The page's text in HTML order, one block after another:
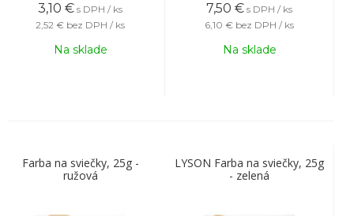
3,10 € s DPH / ks
2,52 € bez DPH / ks
Na sklade
7,50 € s DPH / ks
6,10 € bez DPH / ks
Na sklade
Farba na sviečky, 25g -
ružová
LYSON Farba na sviečky, 25g
- zelená